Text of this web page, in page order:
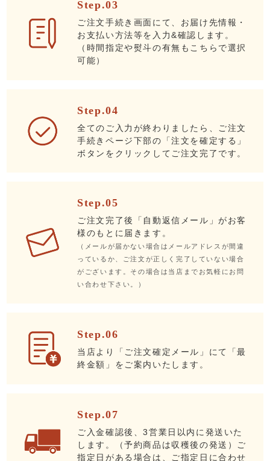
Step.03
ご注文手続き画面にて、お届け先情報・
お支払い方法等を入力&確認します。
（時間指定や熨斗の有無もこちらで選択
可能）
Step.04
全てのご入力が終わりましたら、ご注文
手続きページ下部の「注文を確定する」
ボタンをクリックしてご注文完了です。
Step.05
ご注文完了後「自動返信メール」がお客
様のもとに届きます。
（メールが届かない場合はメールアドレスが間違
っているか、ご注文が正しく完了していない場合
がございます。その場合は当店までお気軽にお問
い合わせ下さい。）
Step.06
当店より「ご注文確定メール」にて「最
終金額」をご案内いたします。
Step.07
ご入金確認後、3営業日以内に発送いた
します。（予約商品は収穫後の発送）ご
指定日がある場合は、ご指定日に合わせ